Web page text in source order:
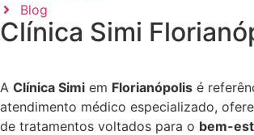
Blog
Clínica Simi
A Clínica Simi em Florianópolis é
atendimento médico especializado,
de tratamentos voltados para o bem-